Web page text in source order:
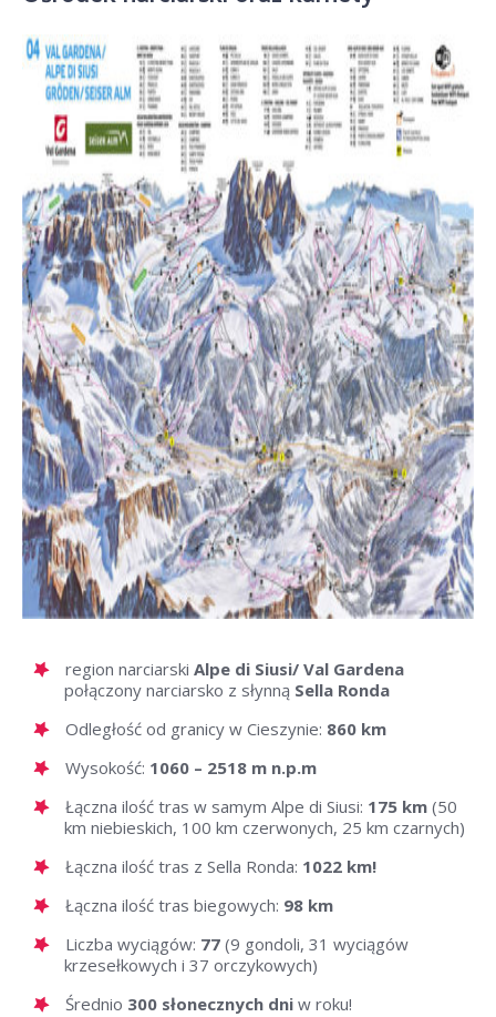
region narciarski Alpe di Siusi/ Val Gardena
połączony narciarsko z słynną Sella Ronda
Odległość od granicy w Cieszynie: 860 km
Wysokość: 1060 – 2518 m n.p.m
Łączna ilość tras w samym Alpe di Siusi: 175 km (50
km niebieskich, 100 km czerwonych, 25 km czarnych)
Łączna ilość tras z Sella Ronda: 1022 km!
Łączna ilość tras biegowych: 98 km
Liczba wyciągów: 77 (9 gondoli, 31 wyciągów
krzesełkowych i 37 orczykowych)
Średnio 300 słonecznych dni w roku!